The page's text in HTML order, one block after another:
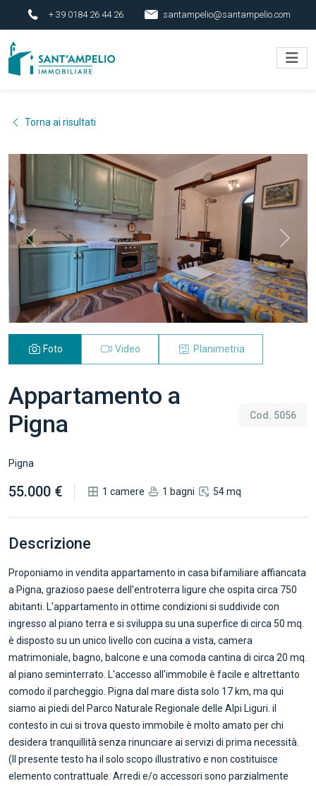
+ 39 0184 26 44 26 santampelio@santampelio.com
Torna ai risultati
Previous Next
Foto Video Planimetria
Appartamento a
Pigna
Cod. 5056
Pigna
55.000 € 1 camere 1 bagni 54 mq
Descrizione
Proponiamo in vendita appartamento in casa bifamiliare affiancata
a Pigna, grazioso paese dell'entroterra ligure che ospita circa 750
abitanti. L'appartamento in ottime condizioni si suddivide con
ingresso al piano terra e si sviluppa su una superfice di circa 50 mq.
è disposto su un unico livello con cucina a vista, camera
matrimoniale, bagno, balcone e una comoda cantina di circa 20 mq.
al piano seminterrato. L'accesso all'immobile è facile e altrettanto
comodo il parcheggio. Pigna dal mare dista solo 17 km, ma qui
siamo ai piedi del Parco Naturale Regionale delle Alpi Liguri. il
contesto in cui si trova questo immobile è molto amato per chi
desidera tranquillità senza rinunciare ai servizi di prima necessità.
(Il presente testo ha il solo scopo illustrativo e non costituisce
elemento contrattuale. Arredi e/o accessori sono parzialmente